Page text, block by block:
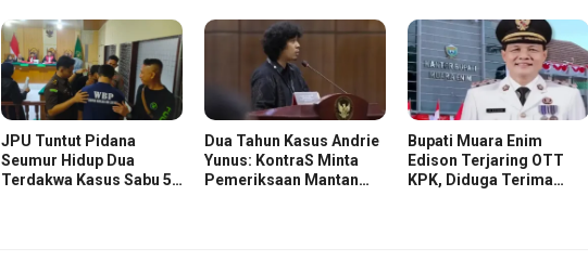
JPU Tuntut Pidana
Seumur Hidup Dua
Terdakwa Kasus Sabu 58
Dua Tahun Kasus Andrie
Yunus: KontraS Minta
Pemeriksaan Mantan
Bupati Muara Enim
Edison Terjaring OTT
KPK, Diduga Terima